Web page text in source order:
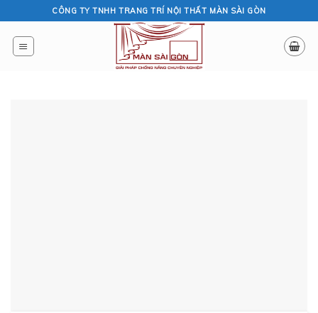
to
content
CÔNG TY TNHH TRANG TRÍ NỘI THẤT MÀN SÀI GÒN